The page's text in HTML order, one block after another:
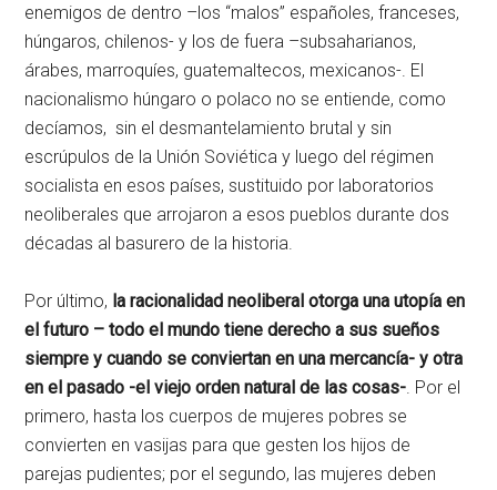
enemigos de dentro –los “malos” españoles, franceses,
húngaros, chilenos- y los de fuera –subsaharianos,
árabes, marroquíes, guatemaltecos, mexicanos-. El
nacionalismo húngaro o polaco no se entiende, como
decíamos, sin el desmantelamiento brutal y sin
escrúpulos de la Unión Soviética y luego del régimen
socialista en esos países, sustituido por laboratorios
neoliberales que arrojaron a esos pueblos durante dos
décadas al basurero de la historia.
Por último, la racionalidad neoliberal otorga una utopía en
el futuro – todo el mundo tiene derecho a sus sueños
siempre y cuando se conviertan en una mercancía- y otra
en el pasado -el viejo orden natural de las cosas- . Por el
primero, hasta los cuerpos de mujeres pobres se
convierten en vasijas para que gesten los hijos de
parejas pudientes; por el segundo, las mujeres deben